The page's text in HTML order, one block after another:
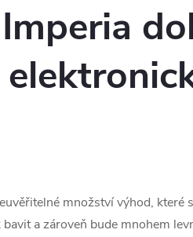
množství výhod,
a zároveň bude mnohem